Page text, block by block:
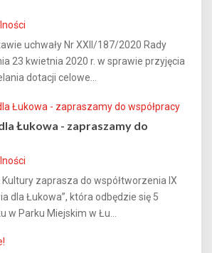
uchwały Nr XXII/187/2020 Rady
23 kwietnia 2020 r. w sprawie przyjęcia
dotacji celowe...
Łukowa - zapraszamy do
zaprasza do współtworzenia IX
dla Łukowa”, która odbędzie się 5
w Parku Miejskim w Łu...